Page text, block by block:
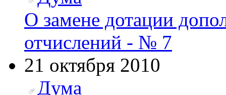
О замене дотации
отчислений - № 7
21 октября 2010
Дума